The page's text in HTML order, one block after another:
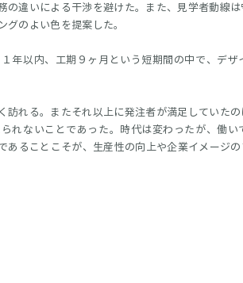
の違いによる干渉を避けた。また、見学者動線
のよい色を提案した。
年以内、工期９ヶ月という短期間の中で、デ
訪れる。またそれ以上に発注者が満足していた
れないことであった。時代は変わったが、働
あることこそが、生産性の向上や企業イメージ